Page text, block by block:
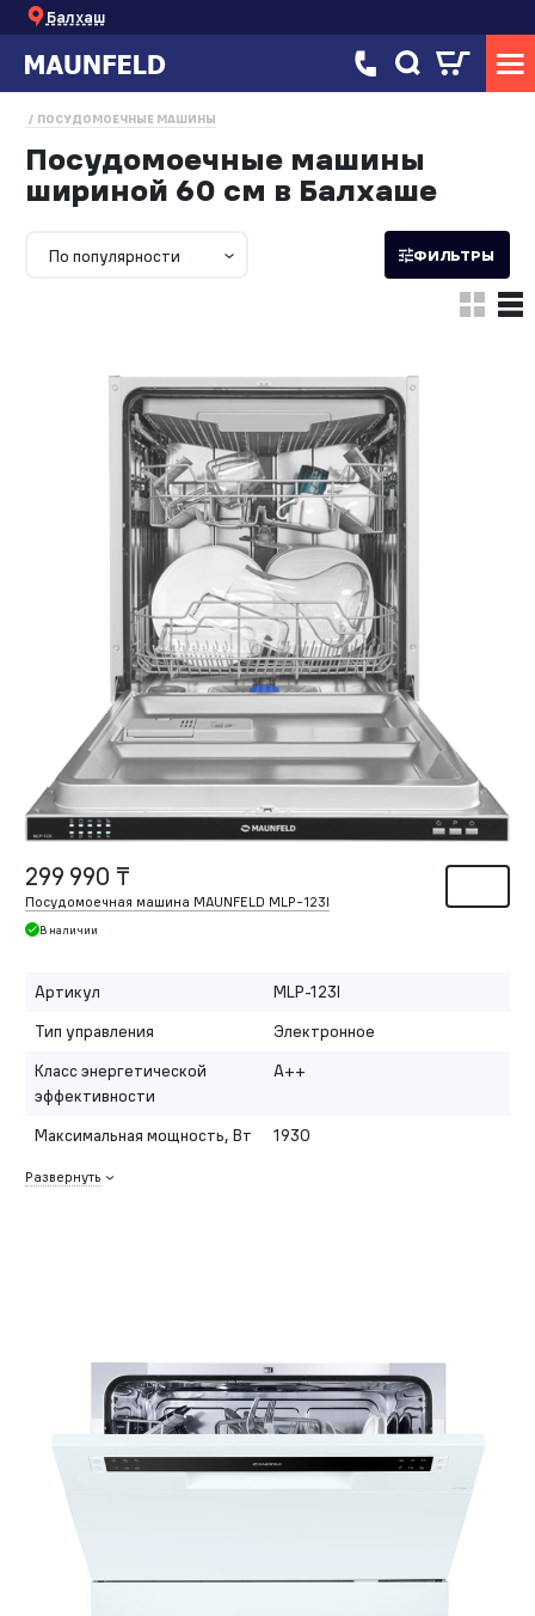
Балхаш
ПОСУДОМОЕЧНЫЕ МАШИНЫ
Посудомоечные машины
шириной 60 см в Балхаше
По популярности ФИЛЬТРЫ
299 990 ₸
Посудомоечная машина MAUNFELD MLP-123I
В наличии
Артикул
MLP-123I
Тип управления
Электронное
Класс энергетической
эффективности
A++
Максимальная мощность, Вт 1930
Развернуть